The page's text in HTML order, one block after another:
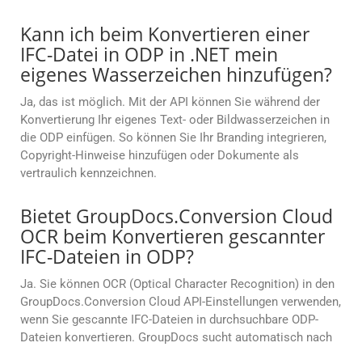
Kann ich beim Konvertieren einer
IFC-Datei in ODP in .NET mein
eigenes Wasserzeichen hinzufügen?
Ja, das ist möglich. Mit der API können Sie während der
Konvertierung Ihr eigenes Text- oder Bildwasserzeichen in
die ODP einfügen. So können Sie Ihr Branding integrieren,
Copyright-Hinweise hinzufügen oder Dokumente als
vertraulich kennzeichnen.
Bietet GroupDocs.Conversion Cloud
OCR beim Konvertieren gescannter
IFC-Dateien in ODP?
Ja. Sie können OCR (Optical Character Recognition) in den
GroupDocs.Conversion Cloud API-Einstellungen verwenden,
wenn Sie gescannte IFC-Dateien in durchsuchbare ODP-
Dateien konvertieren. GroupDocs sucht automatisch nach